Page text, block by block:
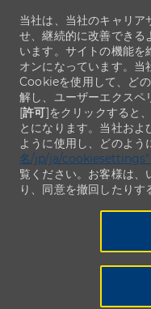
当社は、当社のキャリア
せ、継続的に改善でき
います。サイトの機能
オンになっています。
Cookieを使用して、ど
解し、ユーザーエクスペ
[許可]をクリックすると
とになります。当社お
ように使用し、どのよう
名/jp/ja/
覧ください。お客様は、
り、同意を撤回したりす